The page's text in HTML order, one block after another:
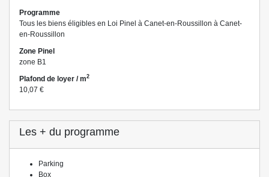
Programme
Tous les biens éligibles en Loi Pinel à Canet-en-Roussillon à Canet-
en-Roussillon
Zone Pinel
zone B1
Plafond de loyer / m2
10,07 €
Les + du programme
Parking
Box